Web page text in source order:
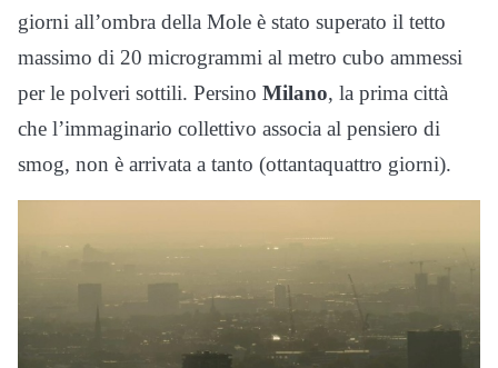
giorni all’ombra della Mole è stato superato il tetto
massimo di 20 microgrammi al metro cubo ammessi
per le polveri sottili. Persino Milano, la prima città
che l’immaginario collettivo associa al pensiero di
smog, non è arrivata a tanto (ottantaquattro giorni).